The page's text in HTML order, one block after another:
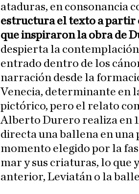
ataduras, en consonancia
estructura el texto a partir
que inspiraron la obra de
despierta la
entrado dentro de los
narración desde la
Venecia, determinante en
pictórico, pero el relato
Alberto Durero realiza en
directa una ballena en una
momento elegido por la
mar y sus criaturas, lo que
anterior, Leviatán o la